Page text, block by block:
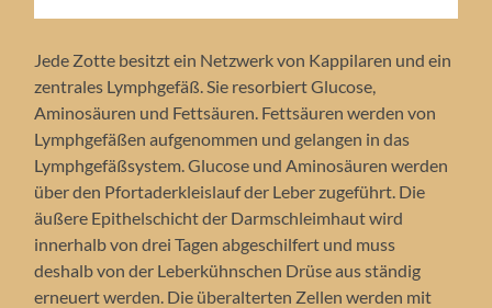
Jede Zotte besitzt ein Netzwerk von Kappilaren und ein
zentrales Lymphgefäß. Sie resorbiert Glucose,
Aminosäuren und Fettsäuren. Fettsäuren werden von
Lymphgefäßen aufgenommen und gelangen in das
Lymphgefäßsystem. Glucose und Aminosäuren werden
über den Pfortaderkleislauf der Leber zugeführt. Die
äußere Epithelschicht der Darmschleimhaut wird
innerhalb von drei Tagen abgeschilfert und muss
deshalb von der Leberkühnschen Drüse aus ständig
erneuert werden. Die überalterten Zellen werden mit